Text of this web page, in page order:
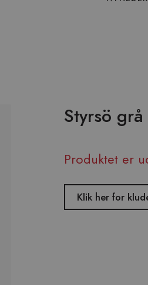
Styrsö
Produktet er
Klik her for